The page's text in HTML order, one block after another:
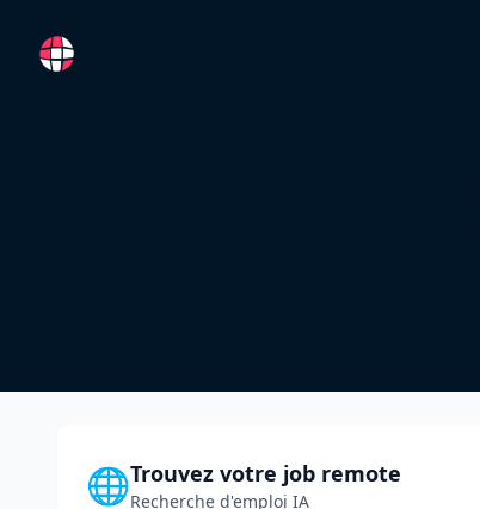
RemoteFR
🌐Trouvez votre job remote
Recherche d'emploi IA